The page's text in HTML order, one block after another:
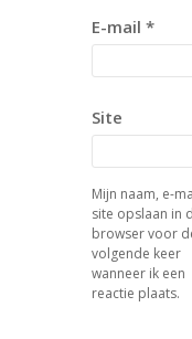
E-mail *
Site
Mijn naam, e-
site opslaan in
browser voor
volgende keer
wanneer ik een
reactie plaats.